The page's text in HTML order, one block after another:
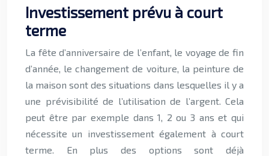
Investissement prévu à court
terme
La fête d’anniversaire de l’enfant, le voyage de fin
d’année, le changement de voiture, la peinture de
la maison sont des situations dans lesquelles il y a
une prévisibilité de l’utilisation de l’argent. Cela
peut être par exemple dans 1, 2 ou 3 ans et qui
nécessite un investissement également à court
terme. En plus des options sont déjà